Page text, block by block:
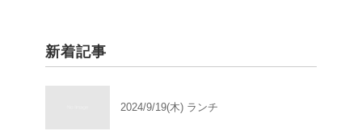
新着記事
2024/9/19(木) ランチ